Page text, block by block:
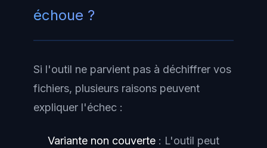
échoue ?
Si l'outil ne parvient pas à déchiffrer vos
fichiers, plusieurs raisons peuvent
expliquer l'échec :
Variante non couverte : L'outil peut